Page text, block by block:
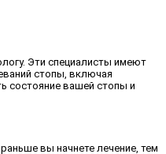
Эти специалисты имеют
стопы, включая
состояние вашей стопы и
вы начнете лечение, тем